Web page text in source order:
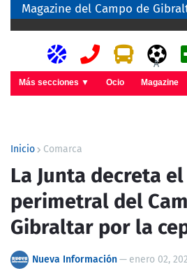
Magazine del Campo de
A
Más secciones ▼ Ocio Magazine
Inicio Comarca
La Junta decreta
perimetral del
Gibraltar por la
Nueva Información— enero 02,